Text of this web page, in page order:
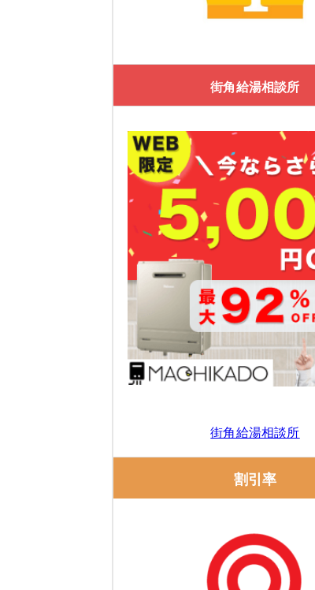
街角給湯相談所
街角給湯相談所
割引率